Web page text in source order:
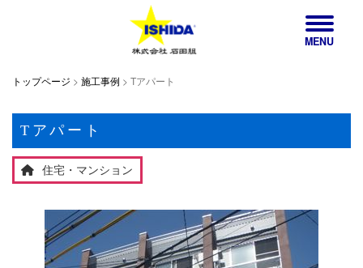
MENU
トップページ > 施工事例 > Tアパート
Tアパート
住宅・マンション